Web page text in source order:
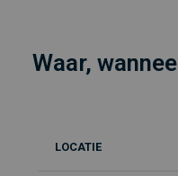
Waar,
Locatie